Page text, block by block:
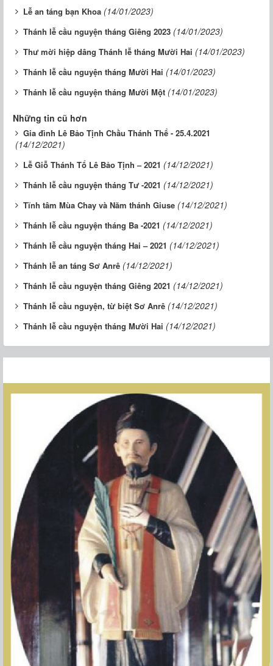
Lễ an táng bạn Khoa (14/01/2023)
Thánh lễ cầu nguyện tháng Giêng 2023 (14/01/2023)
Thư mời hiệp dâng Thánh lễ tháng Mười Hai (14/01/2023)
Thánh lễ cầu nguyện tháng Mười Hai (14/01/2023)
Thánh lễ cầu nguyện tháng Mười Một (14/01/2023)
Những tin cũ hơn
Gia đình Lê Bảo Tịnh Chầu Thánh Thể - 25.4.2021
(14/12/2021)
Lễ Giỗ Thánh Tổ Lê Bảo Tịnh – 2021 (14/12/2021)
Thánh lễ cầu nguyện tháng Tư -2021 (14/12/2021)
Tĩnh tâm Mùa Chay và Năm thánh Giuse (14/12/2021)
Thánh lễ cầu nguyện tháng Ba -2021 (14/12/2021)
Thánh lễ cầu nguyện tháng Hai – 2021 (14/12/2021)
Thánh lễ an táng Sơ Anrê (14/12/2021)
Thánh lễ cầu nguyện tháng Giêng 2021 (14/12/2021)
Thánh lễ cầu nguyện, từ biệt Sơ Anrê (14/12/2021)
Thánh lễ cầu nguyện tháng Mười Hai (14/12/2021)